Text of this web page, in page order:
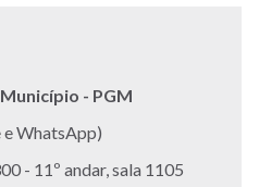
- PGM
WhatsApp)
- 11º andar, sala 1105